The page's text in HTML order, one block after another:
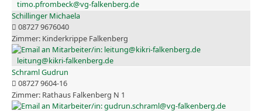
timo.pfrombeck@vg-falkenberg.de
Schillinger Michaela
08727 9676040
Kinderkrippe Falkenberg
leitung@kikri-falkenberg.de
Schraml Gudrun
08727 9604-16
Rathaus Falkenberg N 1